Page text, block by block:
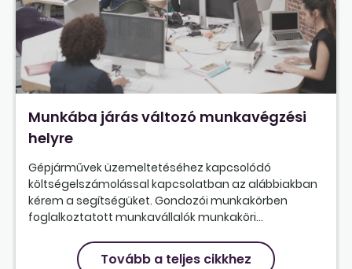
Munkába járás változó munkavégzési
helyre
Gépjárművek üzemeltetéséhez kapcsolódó
költségelszámolással kapcsolatban az alábbiakban
kérem a segítségüket. Gondozói munkakörben
foglalkoztatott munkavállalók munkaköri...
Tovább a teljes cikkhez